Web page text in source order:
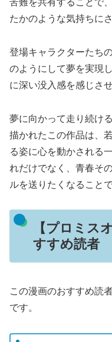
苦難を共有することで
たかのような気持ちに
登場キャラクターたち
のようにして夢を実現
に深い没入感を感じさ
夢に向かって走り続け
描かれたこの作品は、
る姿に心を動かされる
れだけでなく、青春そ
ルを送りたくなること
【プロミス
すすめ読者
この漫画のおすすめ読
です。